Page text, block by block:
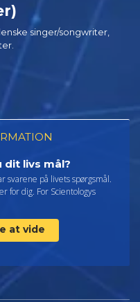
singer/songwriter,
dit livs mål?
svarene på livets spørgsmål.
for dig. For Scientologys
at vide